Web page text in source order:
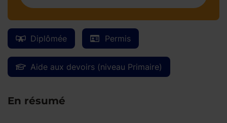
Diplômée Permis
Aide aux devoirs (niveau Primaire)
En résumé